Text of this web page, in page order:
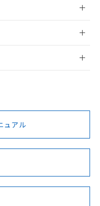
登録
前に、以下を必ずお読
BV型式承認
（フランス
KR型式
（韓国
No No
ュアル